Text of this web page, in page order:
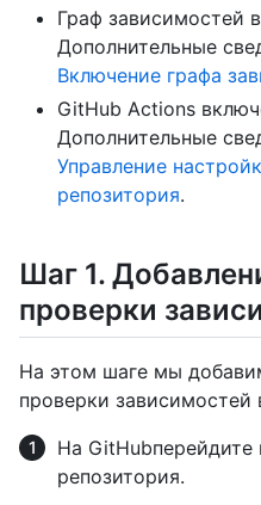
Граф зависимостей
Дополнительные
Включение графа
GitHub Actions
Дополнительные
Управление
репозитория.
Шаг 1.
проверки
На этом шаге мы
проверки зависимостей
На GitHubперейдите
репозитория.